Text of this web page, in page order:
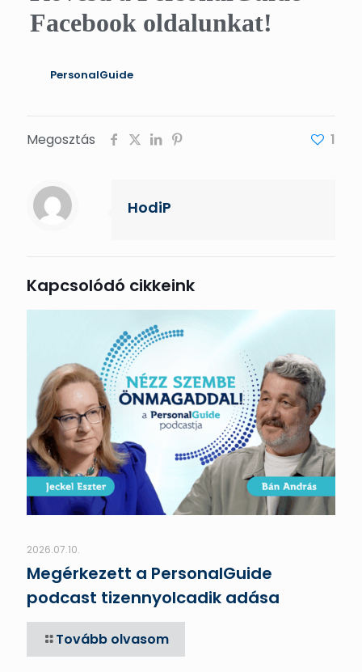
Facebook oldalunkat!
PersonalGuide
Megosztás 1
HodiP
Kapcsolódó cikkeink
2026.07.10.
Megérkezett a PersonalGuide
podcast tizennyolcadik adása
Tovább olvasom